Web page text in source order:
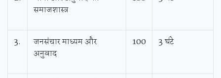
समाजशास्त्र
3.
जनसंचार माध्यम और
अनुवाद
100 3 घंटे